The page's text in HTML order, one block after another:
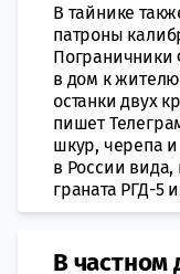
В тaйнике
патрoны
Пограничники
в дом к
останки двух
пишет
шкур, черепа
в России
грaната РГД-5
​В частном